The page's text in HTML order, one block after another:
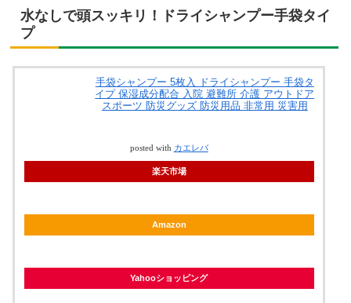
水なしで頭スッキリ！ドライシャンプー手袋タイ
プ
手袋シャンプー 5枚入 ドライシャンプー 手袋タ
イプ 保湿成分配合 入院 避難所 介護 アウトドア
スポーツ 防災グッズ 防災用品 非常用 災害用
posted with カエレバ
楽天市場
Amazon
Yahooショッピング